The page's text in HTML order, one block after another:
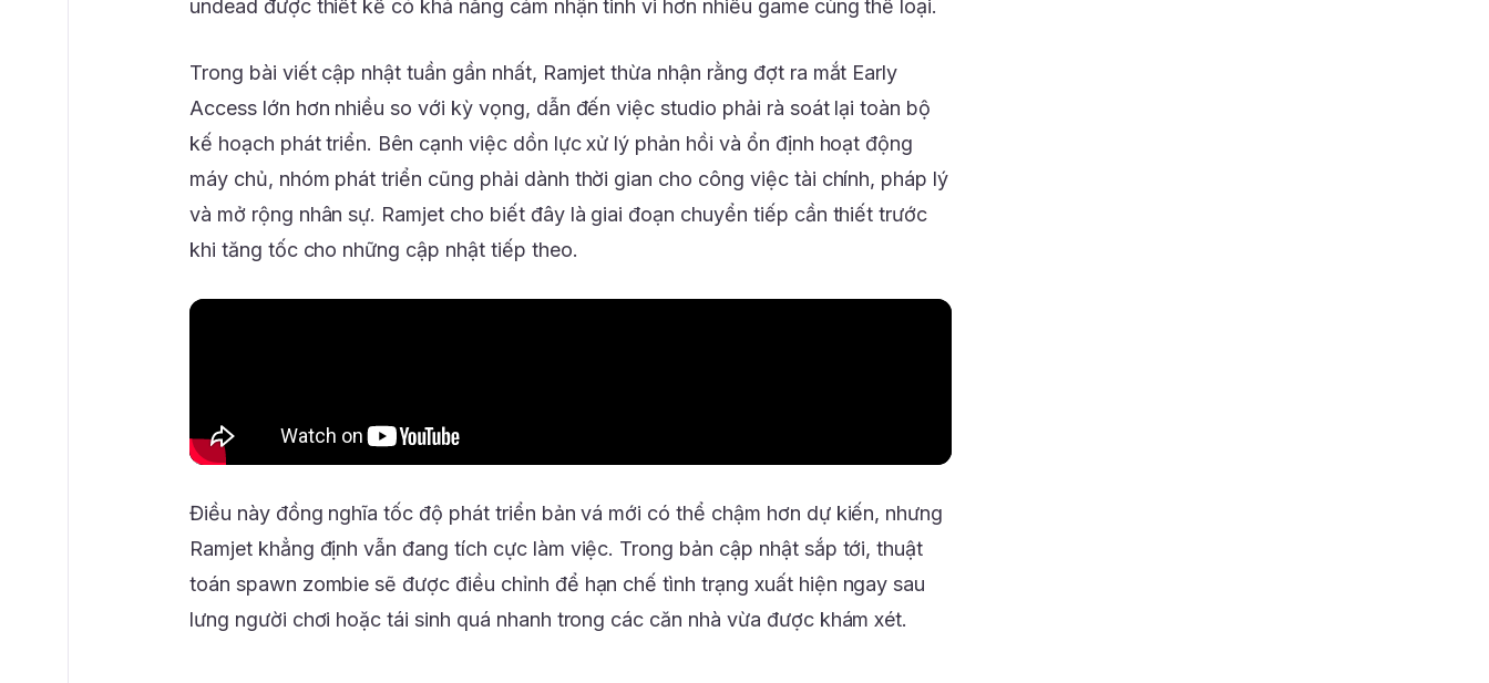
undead được thiết kế có khả năng cảm nhận tinh vi hơn nhiều game cùng thể loại.
Trong bài viết cập nhật tuần gần nhất, Ramjet thừa nhận rằng đợt ra mắt Early
Access lớn hơn nhiều so với kỳ vọng, dẫn đến việc studio phải rà soát lại toàn bộ
kế hoạch phát triển. Bên cạnh việc dồn lực xử lý phản hồi và ổn định hoạt động
máy chủ, nhóm phát triển cũng phải dành thời gian cho công việc tài chính, pháp lý
và mở rộng nhân sự. Ramjet cho biết đây là giai đoạn chuyển tiếp cần thiết trước
khi tăng tốc cho những cập nhật tiếp theo.
Điều này đồng nghĩa tốc độ phát triển bản vá mới có thể chậm hơn dự kiến, nhưng
Ramjet khẳng định vẫn đang tích cực làm việc. Trong bản cập nhật sắp tới, thuật
toán spawn zombie sẽ được điều chỉnh để hạn chế tình trạng xuất hiện ngay sau
lưng người chơi hoặc tái sinh quá nhanh trong các căn nhà vừa được khám xét.